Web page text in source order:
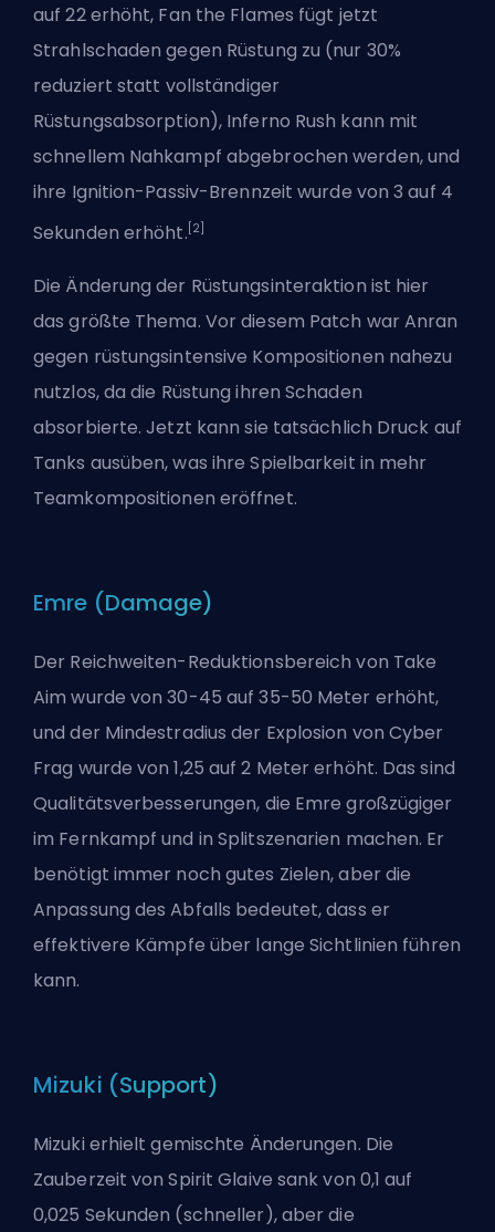
auf 22 erhöht, Fan the Flames fügt jetzt
Strahlschaden gegen Rüstung zu (nur 30%
reduziert statt vollständiger
Rüstungsabsorption), Inferno Rush kann mit
schnellem Nahkampf abgebrochen werden, und
ihre Ignition-Passiv-Brennzeit wurde von 3 auf 4
Sekunden erhöht. [2]
Die Änderung der Rüstungsinteraktion ist hier
das größte Thema. Vor diesem Patch war Anran
gegen rüstungsintensive Kompositionen nahezu
nutzlos, da die Rüstung ihren Schaden
absorbierte. Jetzt kann sie tatsächlich Druck auf
Tanks ausüben, was ihre Spielbarkeit in mehr
Teamkompositionen eröffnet.
Emre (Damage)
Der Reichweiten-Reduktionsbereich von Take
Aim wurde von 30-45 auf 35-50 Meter erhöht,
und der Mindestradius der Explosion von Cyber
Frag wurde von 1,25 auf 2 Meter erhöht. Das sind
Qualitätsverbesserungen, die Emre großzügiger
im Fernkampf und in Splitszenarien machen. Er
benötigt immer noch gutes Zielen, aber die
Anpassung des Abfalls bedeutet, dass er
effektivere Kämpfe über lange Sichtlinien führen
kann.
Mizuki (Support)
Mizuki erhielt gemischte Änderungen. Die
Zauberzeit von Spirit Glaive sank von 0,1 auf
0,025 Sekunden (schneller), aber die